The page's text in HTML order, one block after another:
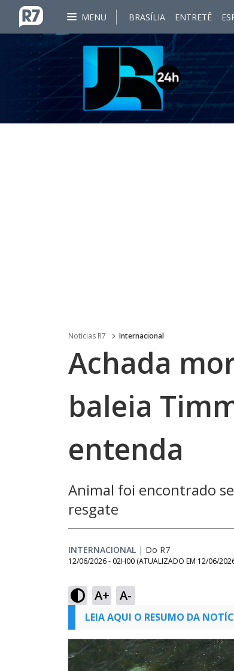
MENU BRASÍLIA ENTRETÊ
Noticias R7 Internacional
Achada
baleia
entenda
Animal foi encontrado
resgate
INTERNACIONAL | Do R7
12/06/2026 - 02H00 (ATUALIZADO EM 12/06/
A+ A-
LEIA AQUI O RESUMO DA